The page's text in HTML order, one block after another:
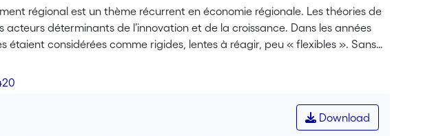
régional est un thème récurrent en économie régionale. Les théories de
déterminants de l’innovation et de la croissance. Dans les années
étaient considérées comme rigides, lentes à réagir, peu « flexibles ». Sans
longue du changement structurel, les grandes entreprises ont
puissantes » et de s’insérer à d’autres moments, ou en parralèle, dans
partie est une étude de cas qui présente sur plus de trente ans les relations
micro-électronique et d’horlogerie S.A. La seconde partie suggère quelques
d’une grande entreprise dans un territoire.
Download